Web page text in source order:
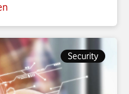
und werden
immer individueller.
Sie betrügerische
Sie sich und Ihr
erfahren Sie in
Security